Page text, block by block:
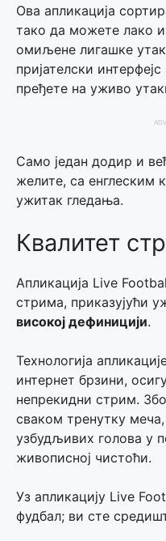
Ова апликација
тако да можете лако
омиљене лигашке
пријателски
пређете на уживо
Само један додир и
желите, са енглеским
ужитак гледања.
Квалитет
Апликација Live
стрима, приказујући
високој дефиницији.
Технологија
интернет брзини,
непрекидни стрим.
сваком тренутку
узбудљивих голова у
живописној чистоћи.
Уз апликацију Live
фудбал; ви сте